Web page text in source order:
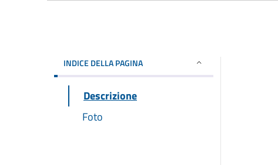
INDICE DELLA PAGINA
Descrizione
Foto